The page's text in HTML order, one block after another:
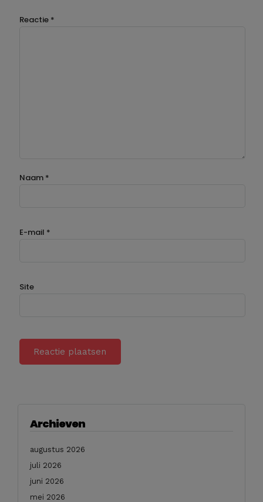
Reactie *
Naam *
E-mail *
Site
Archieven
augustus 2026
juli 2026
juni 2026
mei 2026